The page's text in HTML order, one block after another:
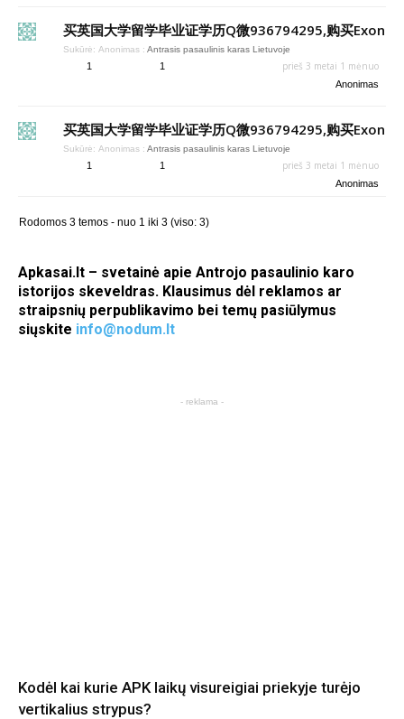
买英国大学留学毕业证学历Q微936794295,购买Exon
Sukūrė: Anonimas : Antrasis pasaulinis karas Lietuvoje
1 1 prieš 3 metai 1 mėnuo
Anonimas
买英国大学留学毕业证学历Q微936794295,购买Exon
Sukūrė: Anonimas : Antrasis pasaulinis karas Lietuvoje
1 1 prieš 3 metai 1 mėnuo
Anonimas
Rodomos 3 temos - nuo 1 iki 3 (viso: 3)
Apkasai.lt – svetainė apie Antrojo pasaulinio karo
istorijos skeveldras. Klausimus dėl reklamos ar
straipsnių perpublikavimo bei temų pasiūlymus
siųskite info@nodum.lt
- reklama -
Kodėl kai kurie APK laikų visureigiai priekyje turėjo
vertikalius strypus?